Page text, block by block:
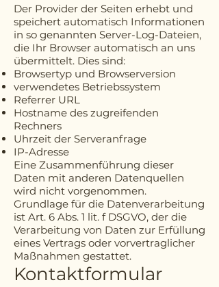
Der Provider der Seiten erhebt und
speichert automatisch Informationen
in so genannten Server-Log-Dateien,
die Ihr Browser automatisch an uns
übermittelt. Dies sind:
Browsertyp und Browserversion
verwendetes Betriebssystem
Referrer URL
Hostname des zugreifenden
Rechners
Uhrzeit der Serveranfrage
IP-Adresse
Eine Zusammenführung dieser
Daten mit anderen Datenquellen
wird nicht vorgenommen.
Grundlage für die Datenverarbeitung
ist Art. 6 Abs. 1 lit. f DSGVO, der die
Verarbeitung von Daten zur Erfüllung
eines Vertrags oder vorvertraglicher
Maßnahmen gestattet.
Kontaktformular